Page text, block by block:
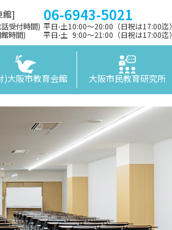
館] 06-6943-5021
受付時間) 平日⋅土10:00～20:00（日祝は17:00迄）
時間)
平日⋅土 9:00〜21:00（日祝は17:00迄）
)大阪市教育会館 大阪市民教育研究所